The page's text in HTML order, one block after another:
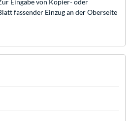
Eingabe von Kopier- oder
fassender Einzug an der Oberseite